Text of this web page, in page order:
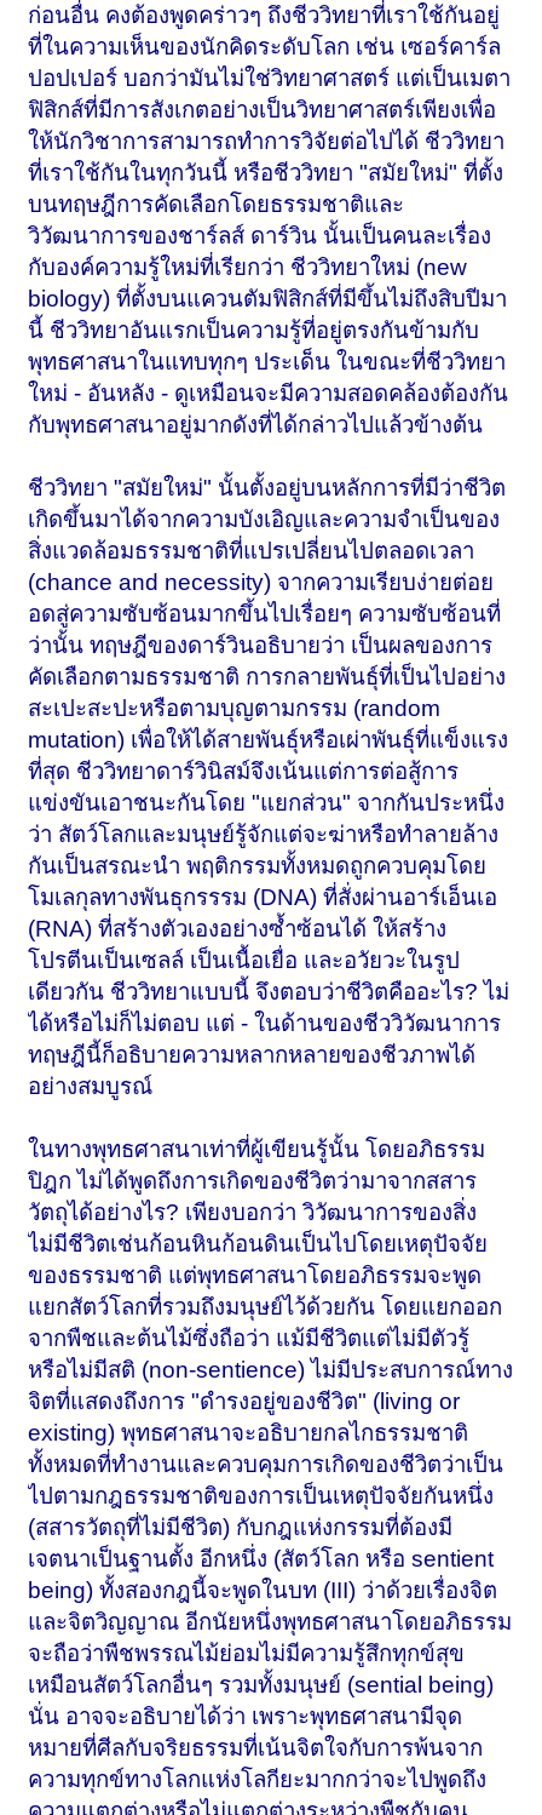
ก่อนอื่น คงต้องพูดคร่าวๆ ถึงชีววิทยาที่เราใช้กันอยู่
ที่ในความเห็นของนักคิดระดับโลก เช่น เซอร์คาร์ล
ปอปเปอร์ บอกว่ามันไม่ใช่วิทยาศาสตร์ แต่เป็นเมตา
ฟิสิกส์ที่มีการสังเกตอย่างเป็นวิทยาศาสตร์เพียงเพื่อ
ให้นักวิชาการสามารถทำการวิจัยต่อไปได้ ชีววิทยา
ที่เราใช้กันในทุกวันนี้ หรือชีววิทยา "สมัยใหม่" ที่ตั้ง
บนทฤษฎีการคัดเลือกโดยธรรมชาติและ
วิวัฒนาการของชาร์ลส์ ดาร์วิน นั้นเป็นคนละเรื่อง
กับองค์ความรู้ใหม่ที่เรียกว่า ชีววิทยาใหม่ (new
biology) ที่ตั้งบนแควนตัมฟิสิกส์ที่มีขึ้นไม่ถึงสิบปีมา
นี้ ชีววิทยาอันแรกเป็นความรู้ที่อยู่ตรงกันข้ามกับ
พุทธศาสนาในแทบทุกๆ ประเด็น ในขณะที่ชีววิทยา
ใหม่ - อันหลัง - ดูเหมือนจะมีความสอดคล้องต้องกัน
กับพุทธศาสนาอยู่มากดังที่ได้กล่าวไปแล้วข้างต้น
ชีววิทยา "สมัยใหม่" นั้นตั้งอยู่บนหลักการที่มีว่าชีวิต
เกิดขึ้นมาได้จากความบังเอิญและความจำเป็นของ
สิ่งแวดล้อมธรรมชาติที่แปรเปลี่ยนไปตลอดเวลา
(chance and necessity) จากความเรียบง่ายต่อย
อดสู่ความซับซ้อนมากขึ้นไปเรื่อยๆ ความซับซ้อนที่
ว่านั้น ทฤษฎีของดาร์วินอธิบายว่า เป็นผลของการ
คัดเลือกตามธรรมชาติ การกลายพันธุ์ที่เป็นไปอย่าง
สะเปะสะปะหรือตามบุญตามกรรม (random
mutation) เพื่อให้ได้สายพันธุ์หรือเผ่าพันธุ์ที่แข็งแรง
ที่สุด ชีววิทยาดาร์วินิสม์จึงเน้นแต่การต่อสู้การ
แข่งขันเอาชนะกันโดย "แยกส่วน" จากกันประหนึ่ง
ว่า สัตว์โลกและมนุษย์รู้จักแต่จะฆ่าหรือทำลายล้าง
กันเป็นสรณะนำ พฤติกรรมทั้งหมดถูกควบคุมโดย
โมเลกุลทางพันธุกรรรม (DNA) ที่สั่งผ่านอาร์เอ็นเอ
(RNA) ที่สร้างตัวเองอย่างซ้ำซ้อนได้ ให้สร้าง
โปรตีนเป็นเซลล์ เป็นเนื้อเยื่อ และอวัยวะในรูป
เดียวกัน ชีววิทยาแบบนี้ จึงตอบว่าชีวิตคืออะไร? ไม่
ได้หรือไม่ก็ไม่ตอบ แต่ - ในด้านของชีววิวัฒนาการ
ทฤษฎีนี้ก็อธิบายความหลากหลายของชีวภาพได้
อย่างสมบูรณ์
ในทางพุทธศาสนาเท่าที่ผู้เขียนรู้นั้น โดยอภิธรรม
ปิฎก ไม่ได้พูดถึงการเกิดของชีวิตว่ามาจากสสาร
วัตถุได้อย่างไร? เพียงบอกว่า วิวัฒนาการของสิ่ง
ไม่มีชีวิตเช่นก้อนหินก้อนดินเป็นไปโดยเหตุปัจจัย
ของธรรมชาติ แต่พุทธศาสนาโดยอภิธรรมจะพูด
แยกสัตว์โลกที่รวมถึงมนุษย์ไว้ด้วยกัน โดยแยกออก
จากพืชและต้นไม้ซึ่งถือว่า แม้มีชีวิตแต่ไม่มีตัวรู้
หรือไม่มีสติ (non-sentience) ไม่มีประสบการณ์ทาง
จิตที่แสดงถึงการ "ดำรงอยู่ของชีวิต" (living or
existing) พุทธศาสนาจะอธิบายกลไกธรรมชาติ
ทั้งหมดที่ทำงานและควบคุมการเกิดของชีวิตว่าเป็น
ไปตามกฎธรรมชาติของการเป็นเหตุปัจจัยกันหนึ่ง
(สสารวัตถุที่ไม่มีชีวิต) กับกฎแห่งกรรมที่ต้องมี
เจตนาเป็นฐานตั้ง อีกหนึ่ง (สัตว์โลก หรือ sentient
being) ทั้งสองกฎนี้จะพูดในบท (III) ว่าด้วยเรื่องจิต
และจิตวิญญาณ อีกนัยหนึ่งพุทธศาสนาโดยอภิธรรม
จะถือว่าพืชพรรณไม้ย่อมไม่มีความรู้สึกทุกข์สุข
เหมือนสัตว์โลกอื่นๆ รวมทั้งมนุษย์ (sential being)
นั่น อาจจะอธิบายได้ว่า เพราะพุทธศาสนามีจุด
หมายที่ศีลกับจริยธรรมที่เน้นจิตใจกับการพ้นจาก
ความทุกข์ทางโลกแห่งโลกียะมากกว่าจะไปพูดถึง